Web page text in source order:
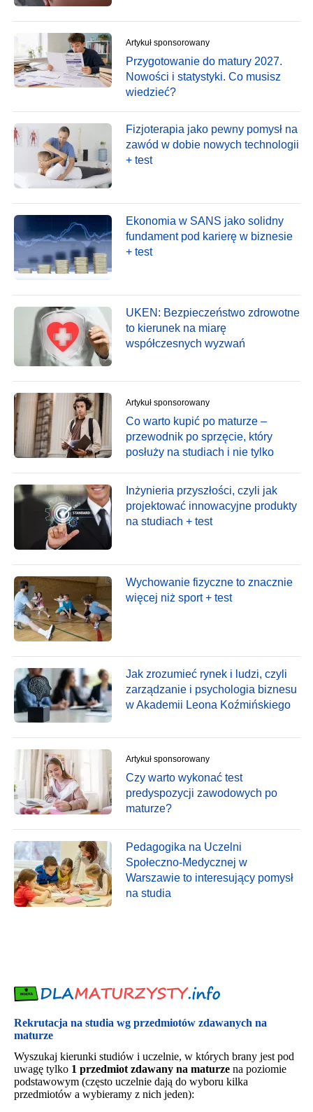
Artykuł sponsorowany
Przygotowanie do matury 2027.
Nowości i statystyki. Co musisz
wiedzieć?
Fizjoterapia jako pewny pomysł na
zawód w dobie nowych technologii
+ test
Ekonomia w SANS jako solidny
fundament pod karierę w biznesie
+ test
UKEN: Bezpieczeństwo zdrowotne
to kierunek na miarę
współczesnych wyzwań
Artykuł sponsorowany
Co warto kupić po maturze –
przewodnik po sprzęcie, który
posłuży na studiach i nie tylko
Inżynieria przyszłości, czyli jak
projektować innowacyjne produkty
na studiach + test
Wychowanie fizyczne to znacznie
więcej niż sport + test
Jak zrozumieć rynek i ludzi, czyli
zarządzanie i psychologia biznesu
w Akademii Leona Koźmińskiego
Artykuł sponsorowany
Czy warto wykonać test
predyspozycji zawodowych po
maturze?
Pedagogika na Uczelni
Społeczno-Medycznej w
Warszawie to interesujący pomysł
na studia
Rekrutacja na studia wg przedmiotów zdawanych na
maturze
Wyszukaj kierunki studiów i uczelnie, w których brany jest pod
uwagę tylko 1 przedmiot zdawany na maturze na poziomie
podstawowym (często uczelnie dają do wyboru kilka
przedmiotów a wybieramy z nich jeden):